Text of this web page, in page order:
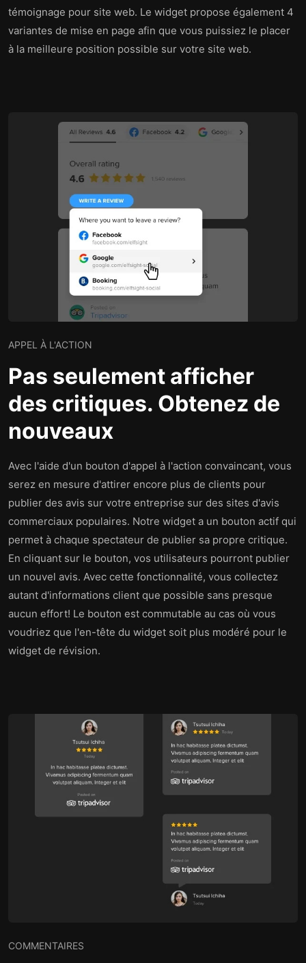
témoignage pour site web. Le widget propose également 4
variantes de mise en page afin que vous puissiez le placer
à la meilleure position possible sur votre site web.
APPEL À L'ACTION
Pas seulement afficher
des critiques. Obtenez de
nouveaux
Avec l'aide d'un bouton d'appel à l'action convaincant, vous
serez en mesure d'attirer encore plus de clients pour
publier des avis sur votre entreprise sur des sites d'avis
commerciaux populaires. Notre widget a un bouton actif qui
permet à chaque spectateur de publier sa propre critique.
En cliquant sur le bouton, vos utilisateurs pourront publier
un nouvel avis. Avec cette fonctionnalité, vous collectez
autant d'informations client que possible sans presque
aucun effort! Le bouton est commutable au cas où vous
voudriez que l'en-tête du widget soit plus modéré pour le
widget de révision.
COMMENTAIRES